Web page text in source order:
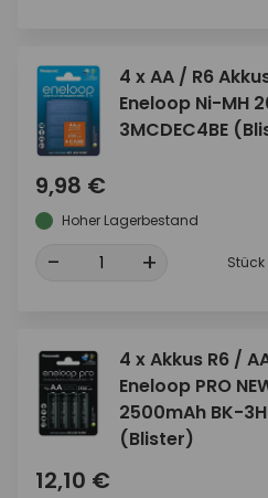
4 x AA / R6
Eneloop Ni-MH
3MCDEC4BE
9,98 €
Hoher Lagerbestand
- + Stück
4 x Akkus R6 /
Eneloop PRO
2500mAh BK-
(Blister)
12,10 €